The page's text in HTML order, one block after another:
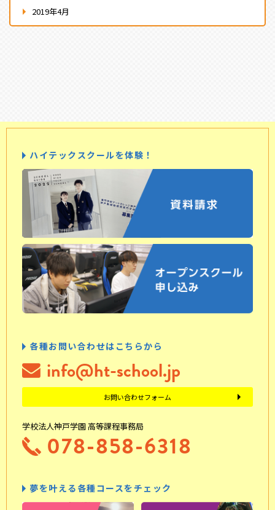
2019年4月
ハイテックスクールを体験！
各種お問い合わせはこちらから
info@ht-school.jp
お問い合わせフォーム
学校法人神戸学園 高等課程事務局
078-858-6318
夢を叶える各種コースをチェック